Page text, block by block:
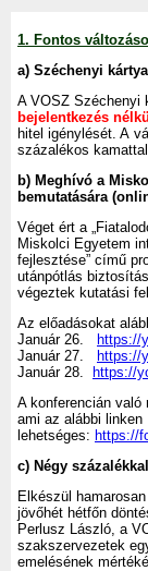
1. Fontos
a) Széchenyi
A VOSZ Széchenyi
bejelentkezés
hitel igénylését. A
százalékos
b) Meghívó a
bemutatására
Véget ért a
Miskolci Egyetem
fejlesztése” című
utánpótlás
végeztek kutatási
Az előadásokat
Január 26.
https://
Január 27.
https://
Január 28.
https://
A konferencián
ami az alábbi linken
lehetséges: https://
c) Négy
Elkészül
jövőhét hétfőn
Perlusz László, a
szakszervezetek
emelésének